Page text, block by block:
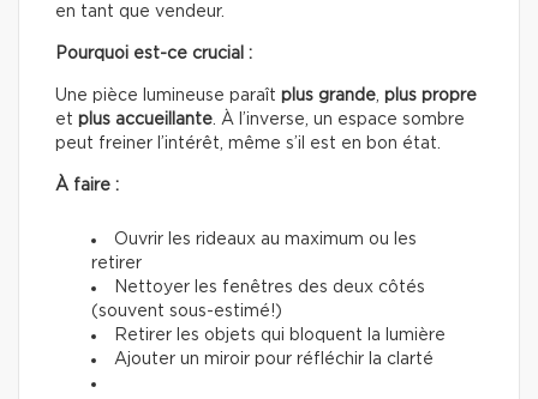
en tant que vendeur.
Pourquoi est-ce crucial :
Une pièce lumineuse paraît plus grande, plus propre
et plus accueillante. À l’inverse, un espace sombre
peut freiner l’intérêt, même s’il est en bon état.
À faire :
Ouvrir les rideaux au maximum ou les
retirer
Nettoyer les fenêtres des deux côtés
(souvent sous-estimé!)
Retirer les objets qui bloquent la lumière
Ajouter un miroir pour réfléchir la clarté